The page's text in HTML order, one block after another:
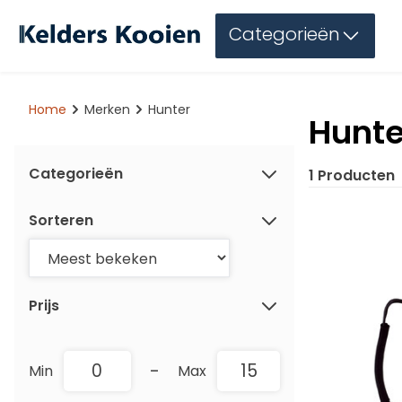
Categorieën
Home Merken Hunter
Categorieën
Sorteren
Prijs
Min - Max
1 Producten